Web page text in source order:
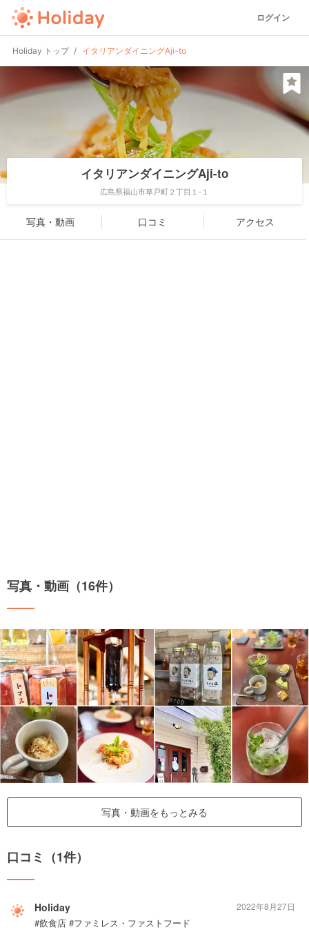
ログイン
Holiday トップ イタリアンダイニングAji-to
イタリアンダイニングAji-to
広島県福山市草戸町２丁目１-１
写真・動画 口コミ アクセス
写真・動画（16件）
写真・動画をもっとみる
口コミ（1件）
Holiday
#飲食店 #ファミレス・ファストフード
2022年8月27日